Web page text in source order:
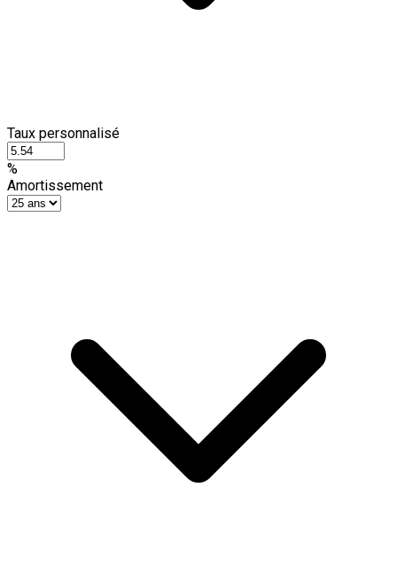
Taux personnalisé
%
Amortissement